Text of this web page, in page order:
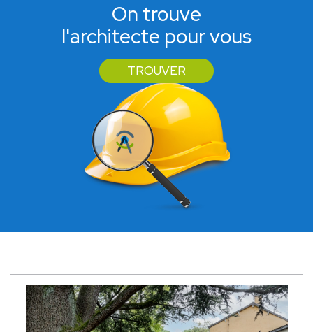
On trouve
l'architecte pour vous
TROUVER